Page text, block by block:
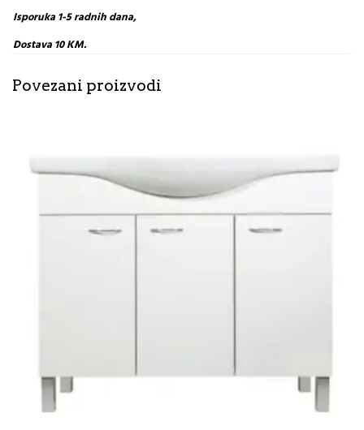
Isporuka 1-5 radnih dana,
Dostava 10 KM.
Povezani proizvodi